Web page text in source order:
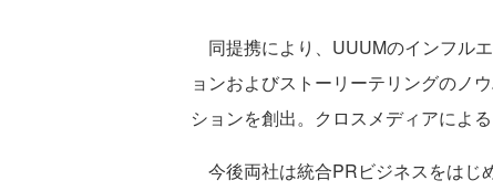
同提携により、UUUMのインフル
ョンおよびストーリーテリングのノ
ションを創出。クロスメディアによ
今後両社は統合PRビジネスをはじ